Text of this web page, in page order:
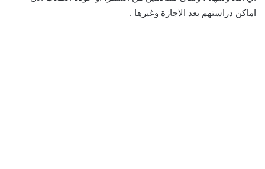
اماكن دراستهم بعد الاجازة وغيرها .